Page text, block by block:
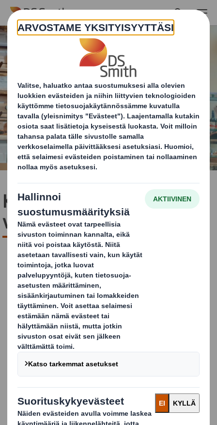
Skip to main content
Kerro meille, miten
voimme auttaa!
Jätä
yhteydenottopyyntösi
Oli mukava kohdata, jatketaan ehdottomasti
keskustelua. Jätä meille viesti oheisen lomakkeen
kautta, niin palaamme asiaan arjen koittaessa-
tehostavat logistiikkaa, nopeuttavat esillepanoa ja
ovat täysin kierrätettäviä. Lisäksi keskustelemme
mielellämme ratkaisuista myynninedistämiseen.